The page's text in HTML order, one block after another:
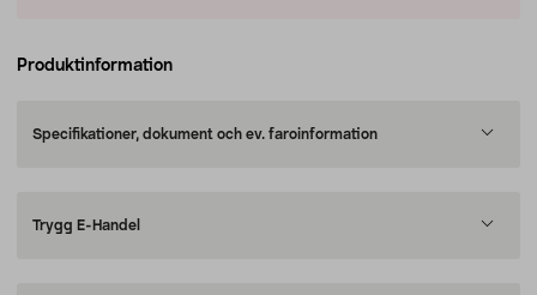
Produktinformation
Specifikationer, dokument och ev. faroinformation
Trygg E-Handel